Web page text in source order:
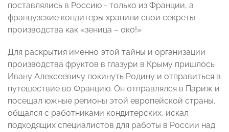
поставлялись в Россию - только из Франции, а
французские кондитеры хранили свои секреты
производства как «зеница – око!»
Для раскрытия именно этой тайны и организации
производства фруктов в глазури в Крыму пришлось
Ивану Алексеевичу покинуть Родину и отправиться в
путешествие во Францию. Он отправлялся в Париж и
посещал южные регионы этой европейской страны,
общался с работниками кондитерских, искал
подходящих специалистов для работы в России над